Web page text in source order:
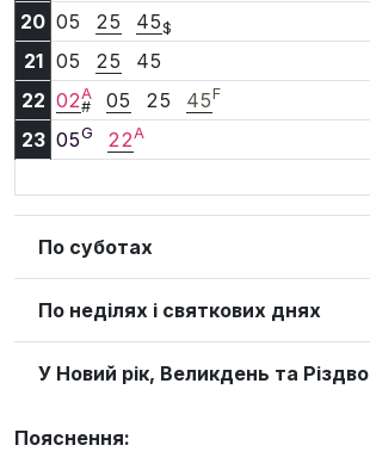
20 05 20:05
25 20:25
45$
21 05 21:05
25 21:25
45
22 02A
#22:02
05 22:05
25 22:25
45F
23 05G 23:05
22A23:22
По суботах
По неділях і святкових днях
У Новий рік, Великдень та Різдво
Пояснення: